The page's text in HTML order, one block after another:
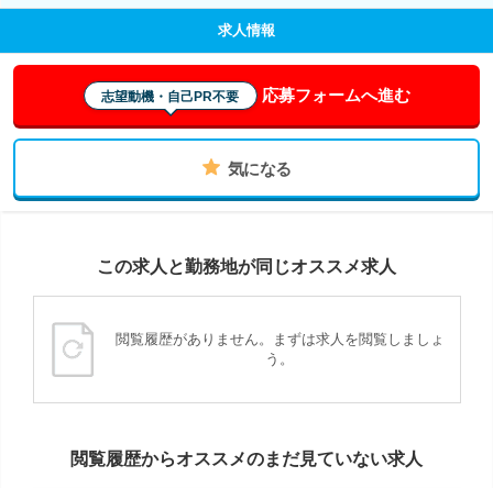
求人情報
志望動機・自己PR不要 応募フォームへ進む
気になる
この求人と勤務地が同じオススメ求人
閲覧履歴がありません。まずは求人を閲覧しましょ
う。
閲覧履歴からオススメのまだ見ていない求人